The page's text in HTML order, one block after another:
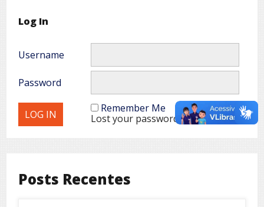
Log In
Username
Password
Remember Me
Lost your password?
Posts Recentes